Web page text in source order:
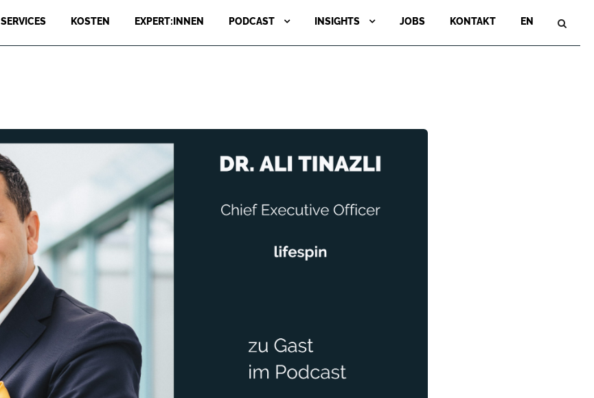
SERVICES KOSTEN EXPERT:INNEN PODCAST INSIGHTS JOBS KONTAKT EN